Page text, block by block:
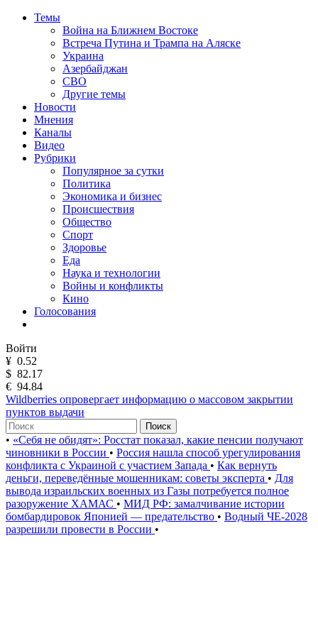
Темы
Война на Ближнем Востоке
Встреча Путина и Трампа на Аляске
Украина
Азербайджан
СВО
Другие темы
Новости
Мнения
Каналы
Видео
Рубрики
Популярное за сутки
Политика
Экономика и бизнес
Происшествия
Общество
Спорт
Здоровье
Еда
Наука и технологии
Войны и конфликты
Кино
Голосования
Войти
¥ 0.52
$ 82.17
€ 94.84
Wildberries опровергает информацию о массовом закрытии
пунктов выдачи
Поиск
• «Себя не обидят»: Росстат показал, какие пенсии получают
чиновники в России • Россия нашла способ урегулирования
конфликта с Украиной с участием Запада • Как вернуть
деньги, переведённые мошенникам: советы эксперта • Для
вывода израильских военных из Газы потребуется полное
разоружение ХАМАС • МИД РФ: замалчивание истории
бомбардировок Японией — предательство • Водный ЧЕ-2028
разрешили провести в России •